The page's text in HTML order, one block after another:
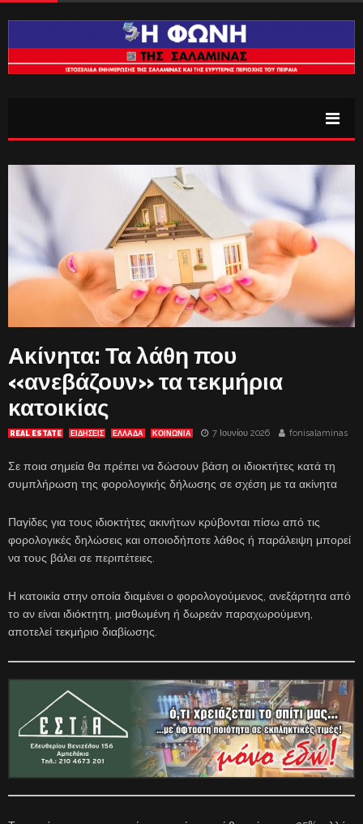
Ακίνητα: Τα λάθη που
«ανεβάζουν» τα τεκμήρια
κατοικίας
REAL ESTATE ΕΙΔΗΣΕΙΣ ΕΛΛΑΔΑ ΚΟΙΝΩΝΙΑ 7 Ιουνίου 2026 fonisalaminas
Σε ποια σημεία θα πρέπει να δώσουν βάση οι ιδιοκτήτες κατά τη
συμπλήρωση της φορολογικής δήλωσης σε σχέση με τα ακίνητα
Παγίδες για τους ιδιοκτήτες ακινήτων κρύβονται πίσω από τις
φορολογικές δηλώσεις και οποιοδήποτε λάθος ή παράλειψη μπορεί
να τους βάλει σε περιπέτειες.
Η κατοικία στην οποία διαμένει ο φορολογούμενος, ανεξάρτητα από
το αν είναι ιδιόκτητη, μισθωμένη ή δωρεάν παραχωρούμενη,
αποτελεί τεκμήριο διαβίωσης.